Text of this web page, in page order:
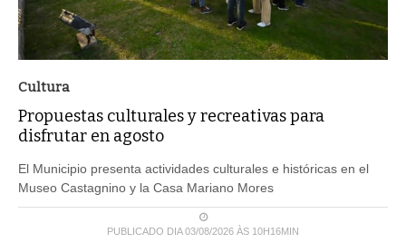
Cultura
Propuestas culturales y recreativas para
disfrutar en agosto
El Municipio presenta actividades culturales e históricas en el
Museo Castagnino y la Casa Mariano Mores
PUBLICADO DIA 03/08/2026 ÀS 10H16MIN